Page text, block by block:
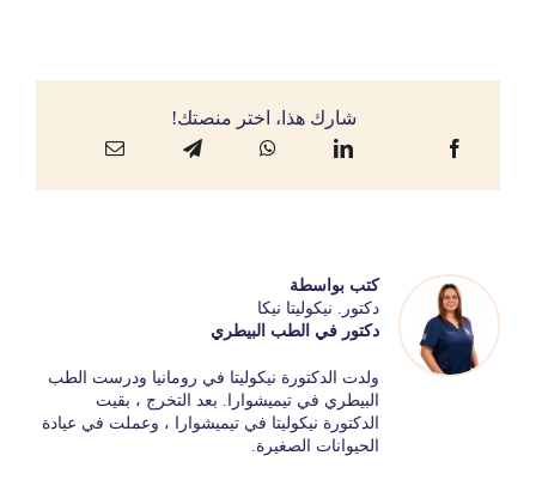
شارك هذا، اختر منصتك!
كتب بواسطة
دكتور. نيكوليتا نيكا
دكتور في الطب البيطري
ولدت الدكتورة نيكوليتا في رومانيا ودرست الطب
البيطري في تيميشوارا. بعد التخرج ، بقيت
الدكتورة نيكوليتا في تيميشوارا ، وعملت في عيادة
الحيوانات الصغيرة.